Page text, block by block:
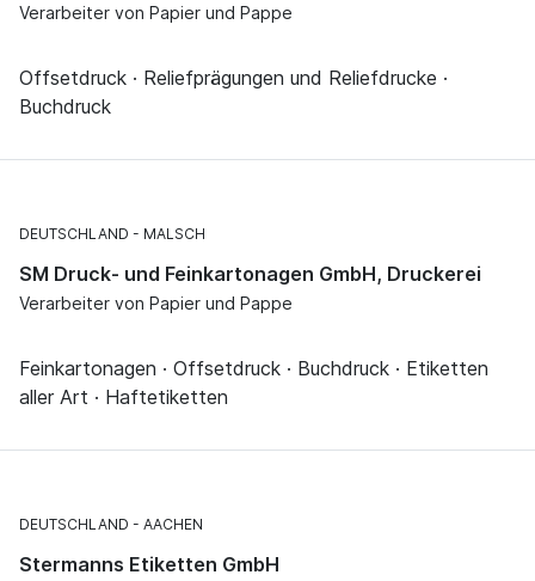
Verarbeiter von Papier und Pappe
Offsetdruck · Reliefprägungen und Reliefdrucke ·
Buchdruck
DEUTSCHLAND MALSCH
SM Druck- und Feinkartonagen GmbH, Druckerei
Verarbeiter von Papier und Pappe
Feinkartonagen · Offsetdruck · Buchdruck · Etiketten
aller Art · Haftetiketten
DEUTSCHLAND AACHEN
Stermanns Etiketten GmbH